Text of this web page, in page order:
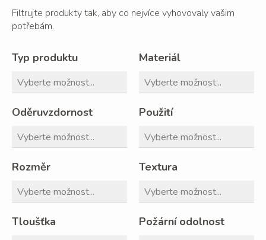
Filtrujte produkty tak, aby co nejvíce vyhovovaly vašim
potřebám.
Typ produktu Materiál
Oděruvzdornost Použití
Rozměr Textura
Tloušťka Požární odolnost